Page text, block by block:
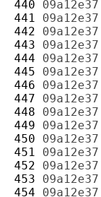
440 09a12e37
441 09a12e37
442 09a12e37
443 09a12e37
444 09a12e37
445 09a12e37
446 09a12e37
447 09a12e37
448 09a12e37
449 09a12e37
450 09a12e37
451 09a12e37
452 09a12e37
453 09a12e37
454 09a12e37